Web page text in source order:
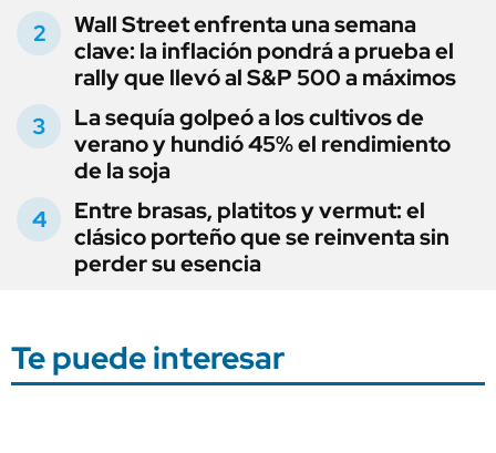
Wall Street enfrenta una semana
clave: la inflación pondrá a prueba el
rally que llevó al S&P 500 a máximos
La sequía golpeó a los cultivos de
verano y hundió 45% el rendimiento
de la soja
Entre brasas, platitos y vermut: el
clásico porteño que se reinventa sin
perder su esencia
Te puede interesar